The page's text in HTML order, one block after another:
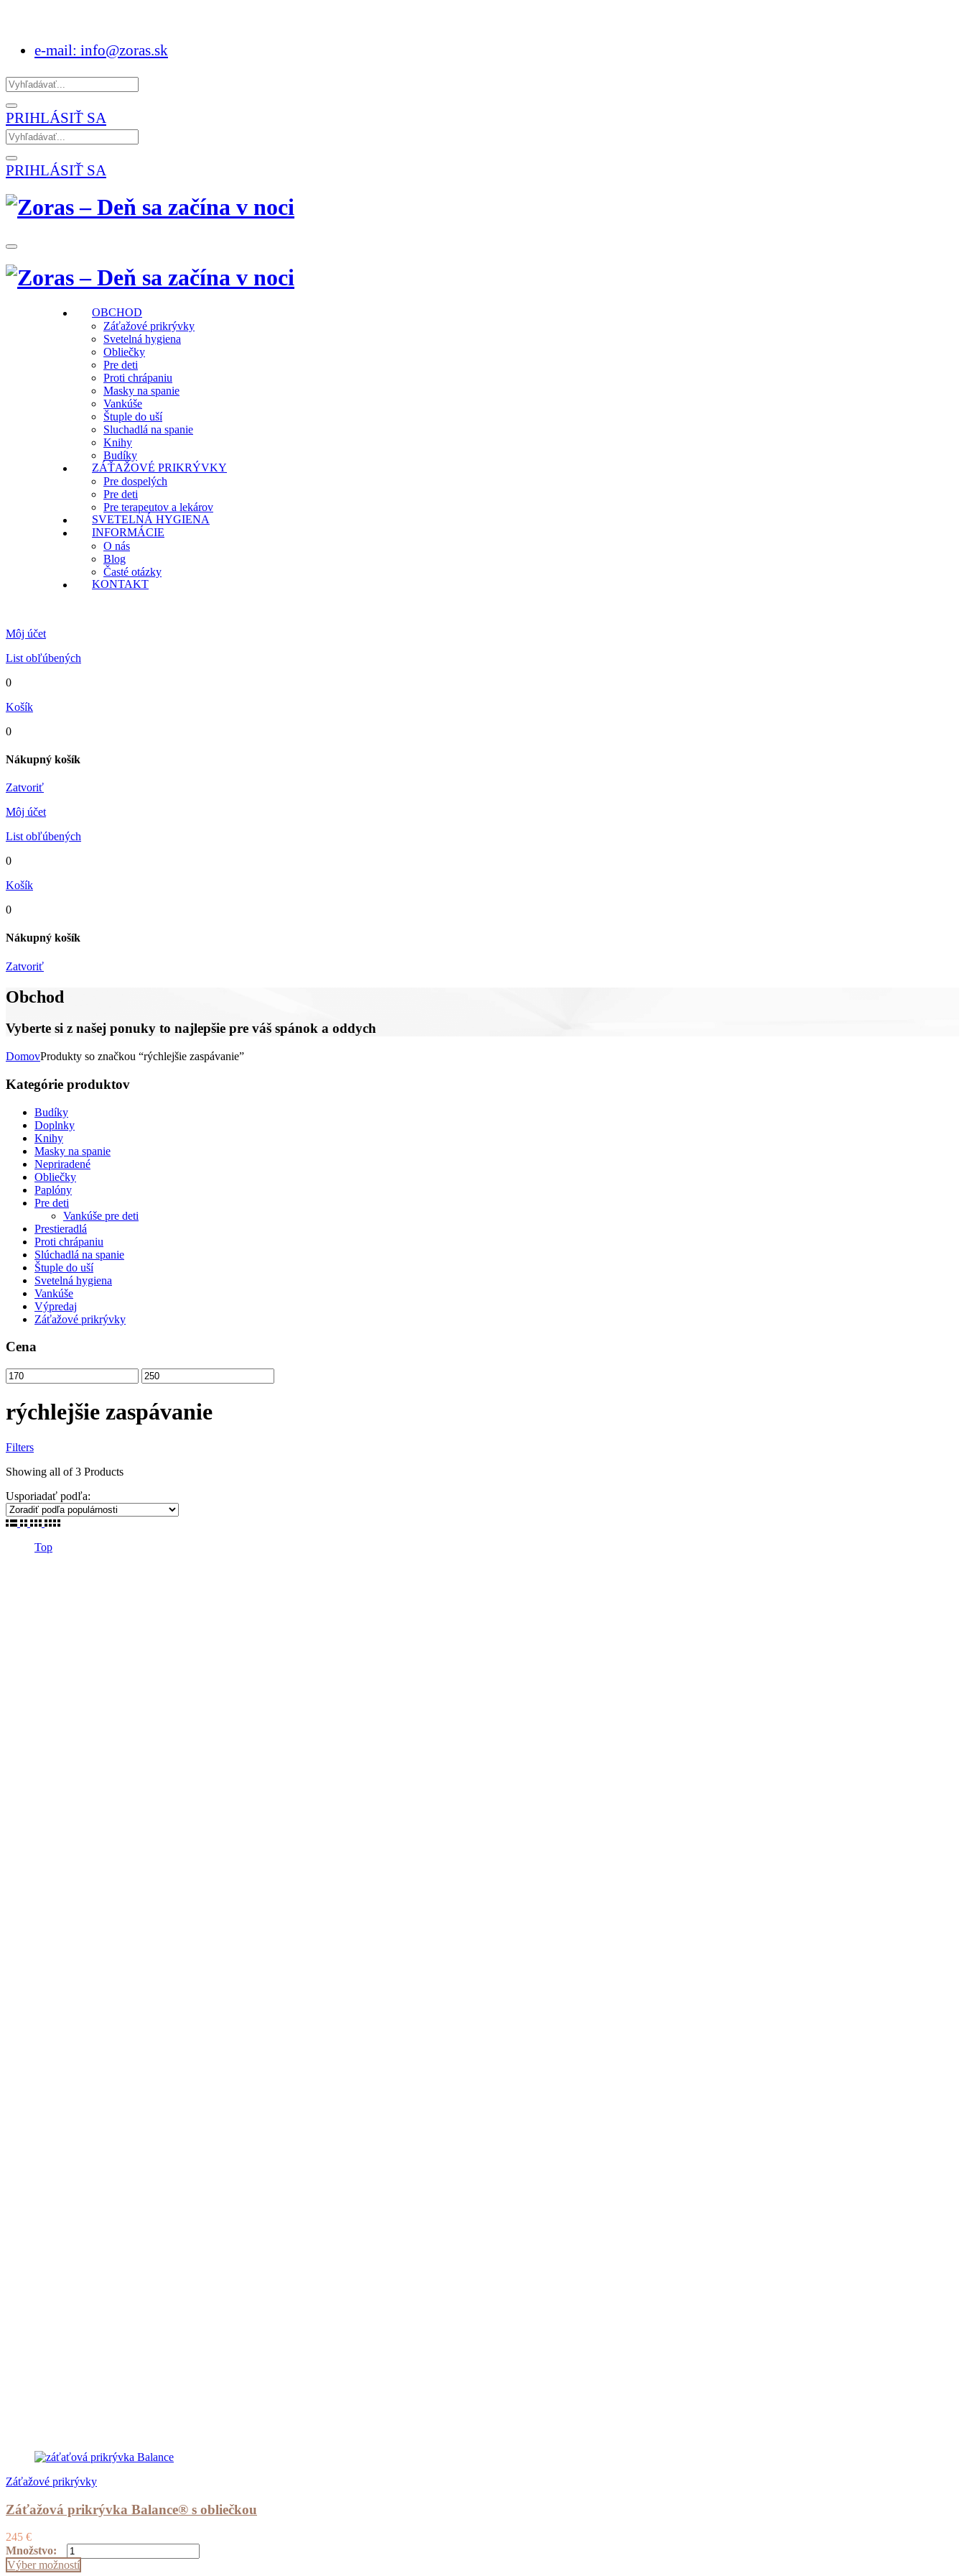
e-mail: info@zoras.sk
PRIHLÁSIŤ SA
PRIHLÁSIŤ SA
OBCHOD
Záťažové prikrývky
Svetelná hygiena
Obliečky
Pre deti
Proti chrápaniu
Masky na spanie
Vankúše
Štuple do uší
Sluchadlá na spanie
Knihy
Budíky
ZÁŤAŽOVÉ PRIKRÝVKY
Pre dospelých
Pre deti
Pre terapeutov a lekárov
SVETELNÁ HYGIENA
INFORMÁCIE
O nás
Blog
Časté otázky
KONTAKT
Môj účet
List obľúbených
0
Košík
0
Nákupný košík
Zatvoriť
Môj účet
List obľúbených
0
Košík
0
Nákupný košík
Zatvoriť
Obchod
Vyberte si z našej ponuky to najlepšie pre váš spánok a oddych
DomovProdukty so značkou “rýchlejšie zaspávanie”
Kategórie produktov
Budíky
Doplnky
Knihy
Masky na spanie
Nepriradené
Obliečky
Paplóny
Pre deti
Vankúše pre deti
Prestieradlá
Proti chrápaniu
Slúchadlá na spanie
Štuple do uší
Svetelná hygiena
Vankúše
Výpredaj
Záťažové prikrývky
Cena
rýchlejšie zaspávanie
Filters
Showing all of 3 ProductsZoradené
Usporiadať podľa:
Top
Záťažové prikrývky
Záťažová prikrývka Balance® s obliečkou
245 €
Množstvo:
množstvo
Záťažová
Výber možností